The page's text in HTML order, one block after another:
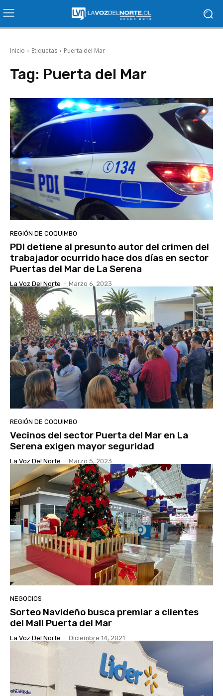
Inicio Etiquetas Puerta del Mar
Tag: Puerta del Mar
REGIÓN DE COQUIMBO
PDI detiene al presunto autor del crimen del
trabajador ocurrido hace dos días en sector
Puertas del Mar de La Serena
La Voz Del Norte - Marzo 6, 2023
REGIÓN DE COQUIMBO
Vecinos del sector Puerta del Mar en La
Serena exigen mayor seguridad
La Voz Del Norte - Marzo 5, 2023
NEGOCIOS
Sorteo Navideño busca premiar a clientes
del Mall Puerta del Mar
La Voz Del Norte - Diciembre 14, 2021